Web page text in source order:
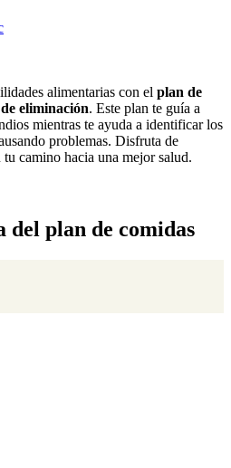
alimentarias con el plan de
eliminación. Este plan te guía a
mientras te ayuda a identificar los
problemas. Disfruta de
tu camino hacia una mejor salud.
del plan de comidas